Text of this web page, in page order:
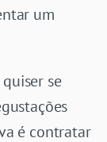
um
se
é contratar